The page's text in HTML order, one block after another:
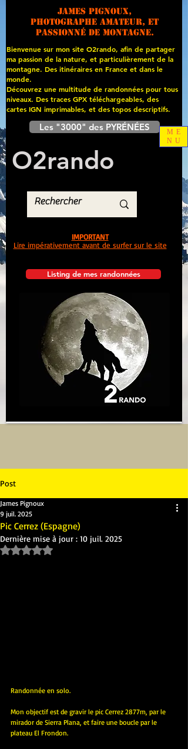
James PIGNOUX,
photographe amateur, et
passionné de montagne.
Bienvenue sur mon site O2rando, afin de partager
ma passion de la nature, et particulièrement de la
montagne. Des itinéraires en France et dans le
monde.
Découvrez une multitude de randonnées pour tous
niveaux. Des traces GPX téléchargeables, des
cartes IGN imprimables, et des topos descriptifs.
Les "3000" des PYRÉNÉES
O2rando
Listing de mes randonnées
IMPORTANT
Lire impérativement avant de surfer sur le site
ME
NU
Post
Pic Cerrez (Espagne)
James Pignoux
9 juil. 2025
Dernière mise à jour : 10 juil. 2025
Noté NaN étoiles sur 5.
Randonnée en solo.
Mon objectif est de gravir le pic Cerrez 2877m, par le
mirador de Sierra Plana, et faire une boucle par le
plateau El Frondon.